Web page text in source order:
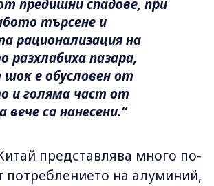
предишни спадове, при
търсене и
рационализация на
разхлабиха пазара,
е обусловен от
и голяма част от
са нанесени.“
представлява много по-
потреблението на алуминий,